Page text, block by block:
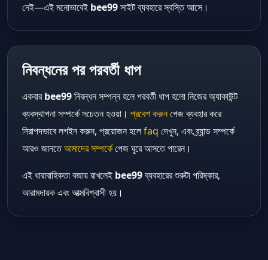
নেই—এই মনোভাবেই bee99সাইট ব্যবহারে স্বস্তি আসে।
নিবন্ধনের পর পরবর্তী ধাপ
একবারbee99নিবন্ধন সম্পন্ন হলে পরবর্তী ধাপ হলো নিজের অ্যাকাউন্ট
ব্যবস্থাপনা সম্পর্কে সচেতন হওয়া। প্রবেশ করুনপেজ ব্যবহার করে
নিরাপদভাবে লগইন করুন, প্রয়োজন হলেfaq দেখুন, এবং ব্র্যান্ড সম্পর্কে
আরও জানতেআমাদের সম্পর্কেপেজ ঘুরে আসতে পারেন।
এই ধারাবাহিকতা বজায় রাখলেই bee99ব্যবহারের শুরুটা পরিষ্কার,
আরামদায়ক এবং আত্মবিশ্বাসী হয়।